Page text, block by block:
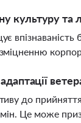
та
до
Це може